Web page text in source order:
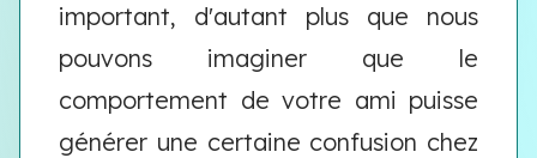
important, d'autant plus que nous
pouvons imaginer que le
comportement de votre ami puisse
générer une certaine confusion chez